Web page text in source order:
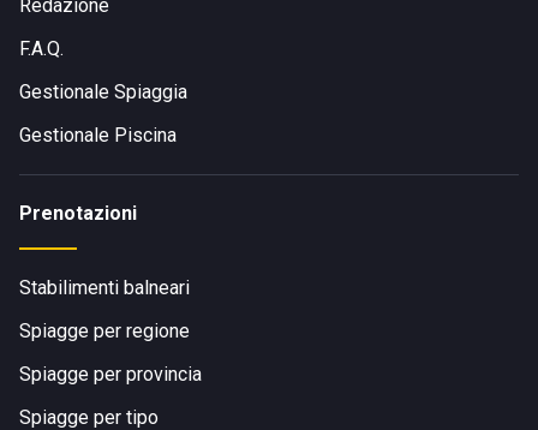
Redazione
F.A.Q.
Gestionale Spiaggia
Gestionale Piscina
Prenotazioni
Stabilimenti balneari
Spiagge per regione
Spiagge per provincia
Spiagge per tipo